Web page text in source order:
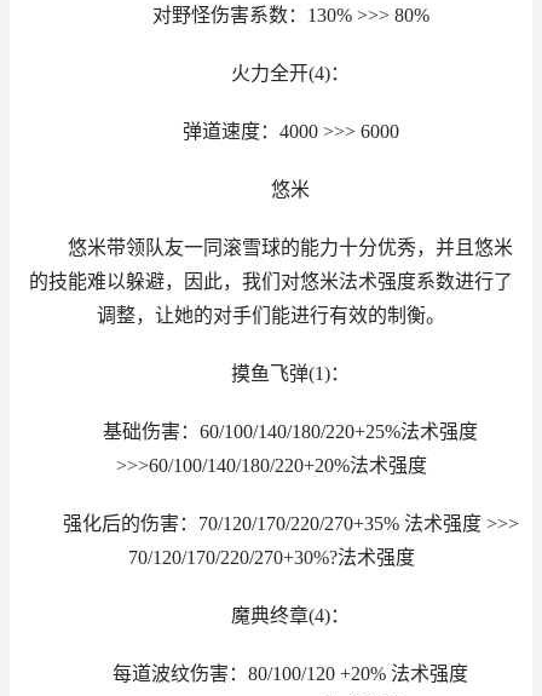
对野怪伤害系数：130% >>> 80%
火力全开(4)：
弹道速度：4000 >>> 6000
悠米
悠米带领队友一同滚雪球的能力十分优秀，并且悠米
的技能难以躲避，因此，我们对悠米法术强度系数进行了
调整，让她的对手们能进行有效的制衡。
摸鱼飞弹(1)：
基础伤害：60/100/140/180/220+25%法术强度
>>>60/100/140/180/220+20%法术强度
强化后的伤害：70/120/170/220/270+35% 法术强度 >>>
70/120/170/220/270+30%?法术强度
魔典终章(4)：
每道波纹伤害：80/100/120 +20% 法术强度